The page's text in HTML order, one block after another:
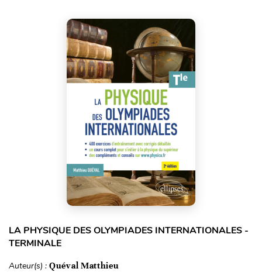
LA PHYSIQUE DES OLYMPIADES INTERNATIONALES -
TERMINALE
Auteur(s) : Quéval Matthieu